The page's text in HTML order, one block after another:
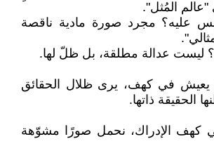
المُثل".
عليه؟ مجرد صورة مادية ناقصة
ليست عدالة مطلقة، بل ظلّ لها.
يعيش في كهف، يرى ظلال الحقائق
الحقيقة ذاتها.
كهف الإدراك، نحمل صورًا مشوّهة